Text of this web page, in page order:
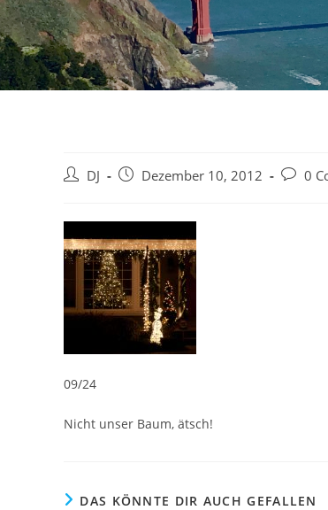
Beitrags-
DJ
BeitragDezember 10, 2012 0
09/24
Nicht unser Baum, ätsch!
DAS KÖNNTE DIR AUCH GEFALLEN